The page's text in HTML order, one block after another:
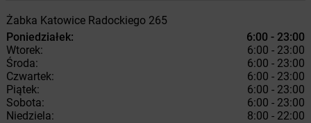
Żabka Katowice Radockiego 265
Poniedziałek:
6:00 - 23:00
Wtorek:
6:00 - 23:00
Środa:
6:00 - 23:00
Czwartek:
6:00 - 23:00
Piątek:
6:00 - 23:00
Sobota:
6:00 - 23:00
Niedziela:
8:00 - 22:00